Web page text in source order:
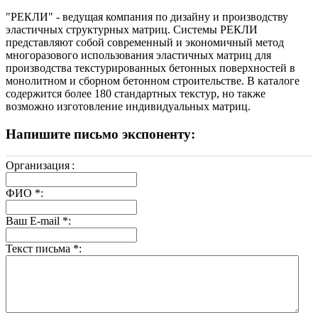
"РЕКЛИ" - ведущая компания по дизайну и производству
эластичных структурных матриц. Системы РЕКЛИ
представляют собой современный и экономичный метод
многоразового использования эластичных матриц для
производства текстурированных бетонных поверхностей в
монолитном и сборном бетонном строительстве. В каталоге
содержится более 180 стандартных текстур, но также
возможно изготовление индивидуальных матриц.
Напишите письмо экспоненту:
Организация :
ФИО *:
Ваш E-mail *:
Текст письма *: